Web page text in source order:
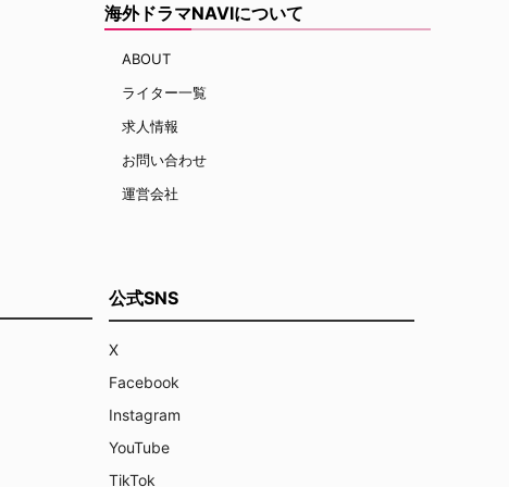
海外ドラマNAVIについて
ABOUT
ライター一覧
求人情報
お問い合わせ
運営会社
公式SNS
X
Facebook
Instagram
YouTube
TikTok